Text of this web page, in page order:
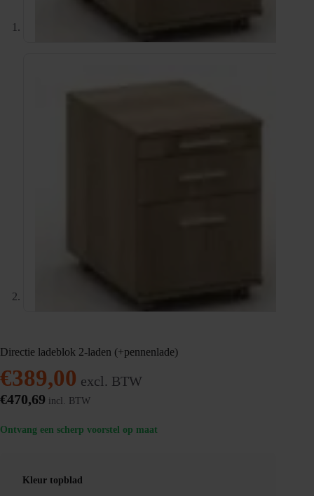
Directie ladeblok 2-laden (+pennenlade)
€389,00 excl. BTW
€470,69 incl. BTW
Ontvang een scherp voorstel op maat
Kleur topblad